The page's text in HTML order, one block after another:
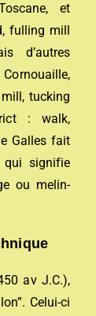
et
fulling mill
d’autres
tucking
: walk,
Galles fait
qui signifie
ou melin-
av J.C.),
Celui-ci